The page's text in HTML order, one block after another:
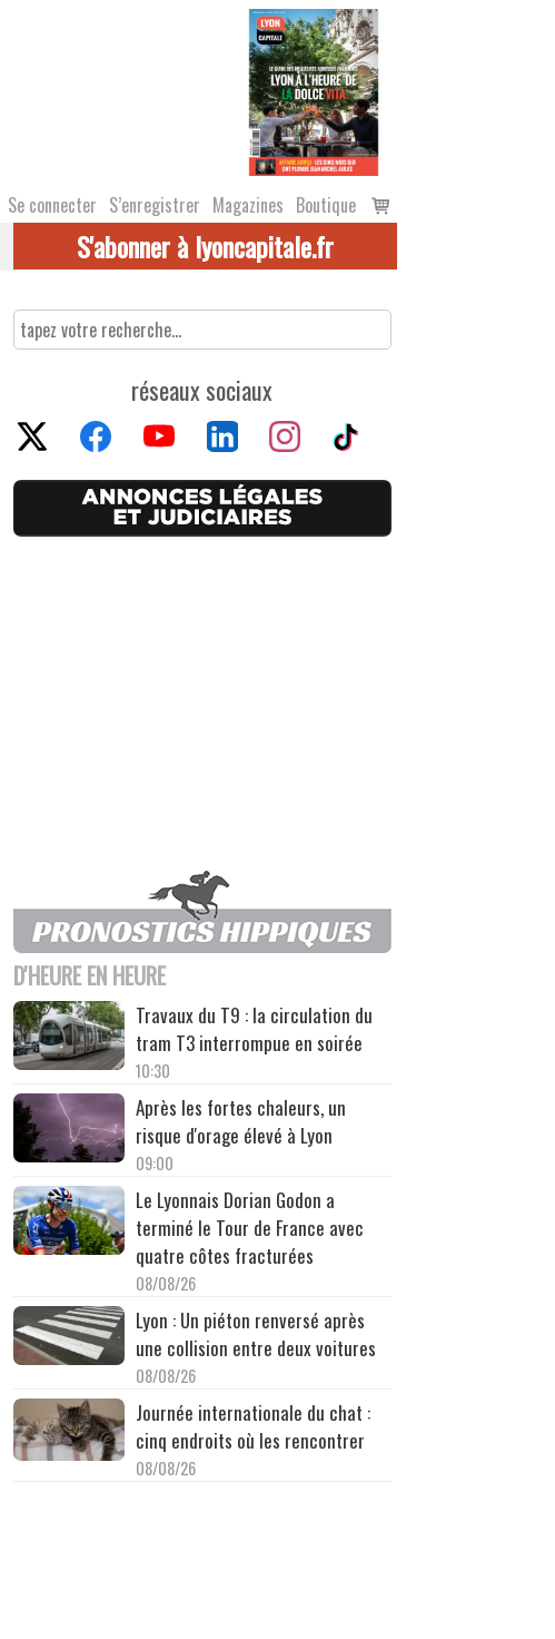
Se connecter S’enregistrer Magazines Boutique
Voir
le
S'abonner à lyoncapitale.fr
réseaux sociaux
D'HEURE EN HEURE
Travaux du T9 : la circulation du
tram T3 interrompue en soirée
10:30
Après les fortes chaleurs, un
risque d'orage élevé à Lyon
09:00
Le Lyonnais Dorian Godon a
terminé le Tour de France avec
quatre côtes fracturées
08/08/26
Lyon : Un piéton renversé après
une collision entre deux voitures
08/08/26
Journée internationale du chat :
cinq endroits où les rencontrer
08/08/26